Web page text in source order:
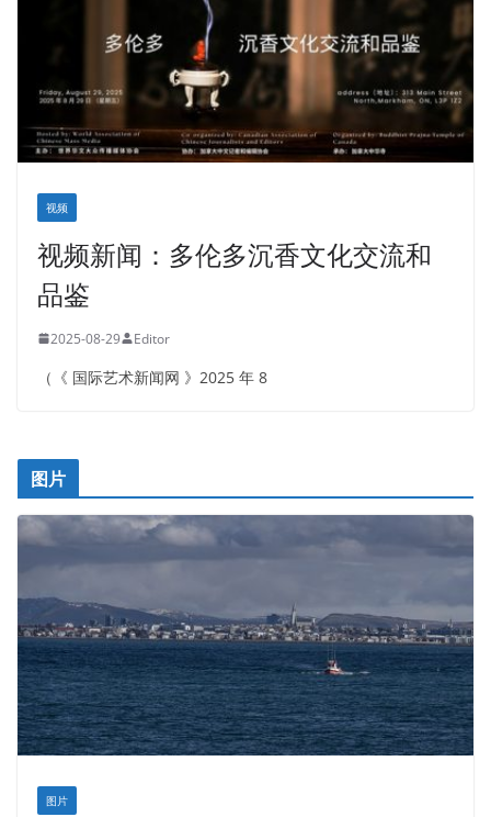
视频
视频新闻：多伦多沉香文化交流和
品鉴
2025-08-29 Editor
（《 国际艺术新闻网 》2025 年 8
图片
图片